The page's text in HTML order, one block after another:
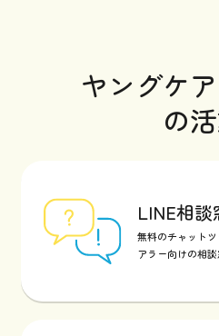
ヤングケ
の
LINE相談
無料のチャット
アラー向けの相談